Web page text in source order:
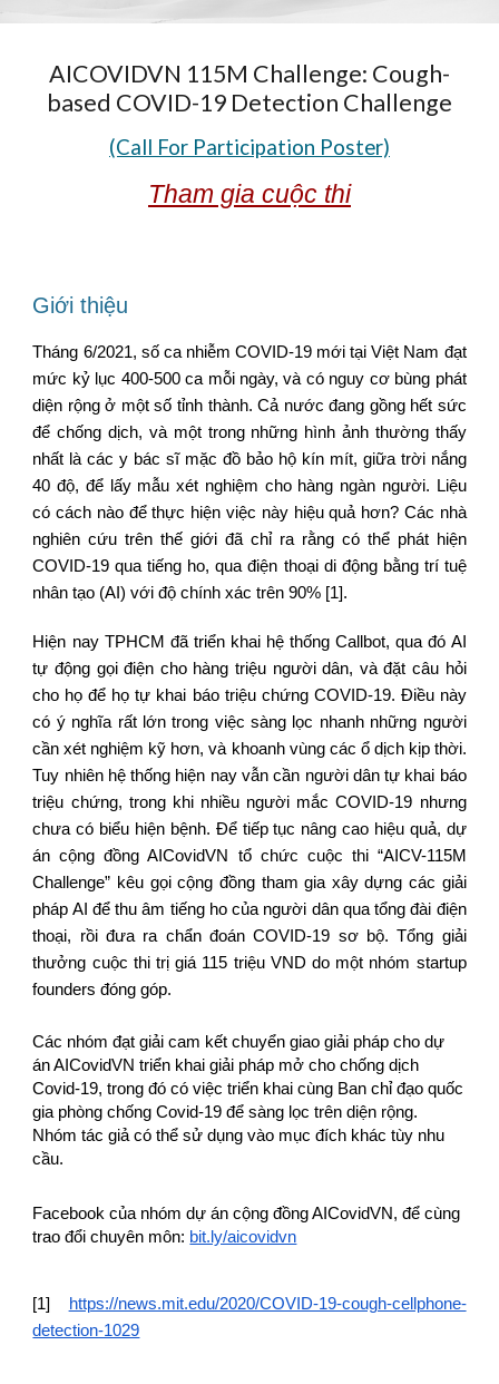
AICOVIDVN 115M Challenge: Cough-
based COVID-19 Detection Challenge
(Call For Participation Poster)
Tham gia cuộc thi
Giới thiệu
Tháng 6/2021, số ca nhiễm COVID-19 mới tại Việt Nam đạt
mức kỷ lục 400-500 ca mỗi ngày, và có nguy cơ bùng phát
diện rộng ở một số tỉnh thành. Cả nước đang gồng hết sức
để chống dịch, và một trong những hình ảnh thường thấy
nhất là các y bác sĩ mặc đồ bảo hộ kín mít, giữa trời nắng
40 độ, để lấy mẫu xét nghiệm cho hàng ngàn người. Liệu
có cách nào để thực hiện việc này hiệu quả hơn? Các nhà
nghiên cứu trên thế giới đã chỉ ra rằng có thể phát hiện
COVID-19 qua tiếng ho, qua điện thoại di động bằng trí tuệ
nhân tạo (AI) với độ chính xác trên 90% [1].
Hiện nay TPHCM đã triển khai hệ thống Callbot, qua đó AI
tự động gọi điện cho hàng triệu người dân, và đặt câu hỏi
cho họ để họ tự khai báo triệu chứng COVID-19. Điều này
có ý nghĩa rất lớn trong việc sàng lọc nhanh những người
cần xét nghiệm kỹ hơn, và khoanh vùng các ổ dịch kịp thời.
Tuy nhiên hệ thống hiện nay vẫn cần người dân tự khai báo
triệu chứng, trong khi nhiều người mắc COVID-19 nhưng
chưa có biểu hiện bệnh. Để tiếp tục nâng cao hiệu quả, dự
án cộng đồng AICovidVN tổ chức cuộc thi “AICV-115M
Challenge” kêu gọi cộng đồng tham gia xây dựng các giải
pháp AI để thu âm tiếng ho của người dân qua tổng đài điện
thoại, rồi đưa ra chẩn đoán COVID-19 sơ bộ. Tổng giải
thưởng cuộc thi trị giá 115 triệu VND do một nhóm startup
founders đóng góp.
Các nhóm đạt giải cam kết chuyển giao giải pháp cho dự
án AICovidVN triển khai giải pháp mở cho chống dịch
Covid-19, trong đó có việc triển khai cùng Ban chỉ đạo quốc
gia phòng chống Covid-19 để sàng lọc trên diện rộng.
Nhóm tác giả có thể sử dụng vào mục đích khác tùy nhu
cầu.
Facebook của nhóm dự án cộng đồng AICovidVN, để cùng
trao đổi chuyên môn: bit.ly/aicovidvn
[1]
https://news.mit.edu/2020/COVID-19-cough-cellphone-
detection-1029